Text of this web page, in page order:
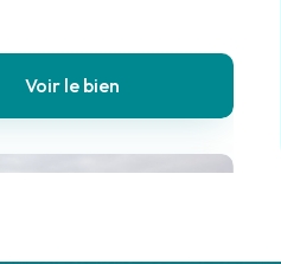
Voir le bien